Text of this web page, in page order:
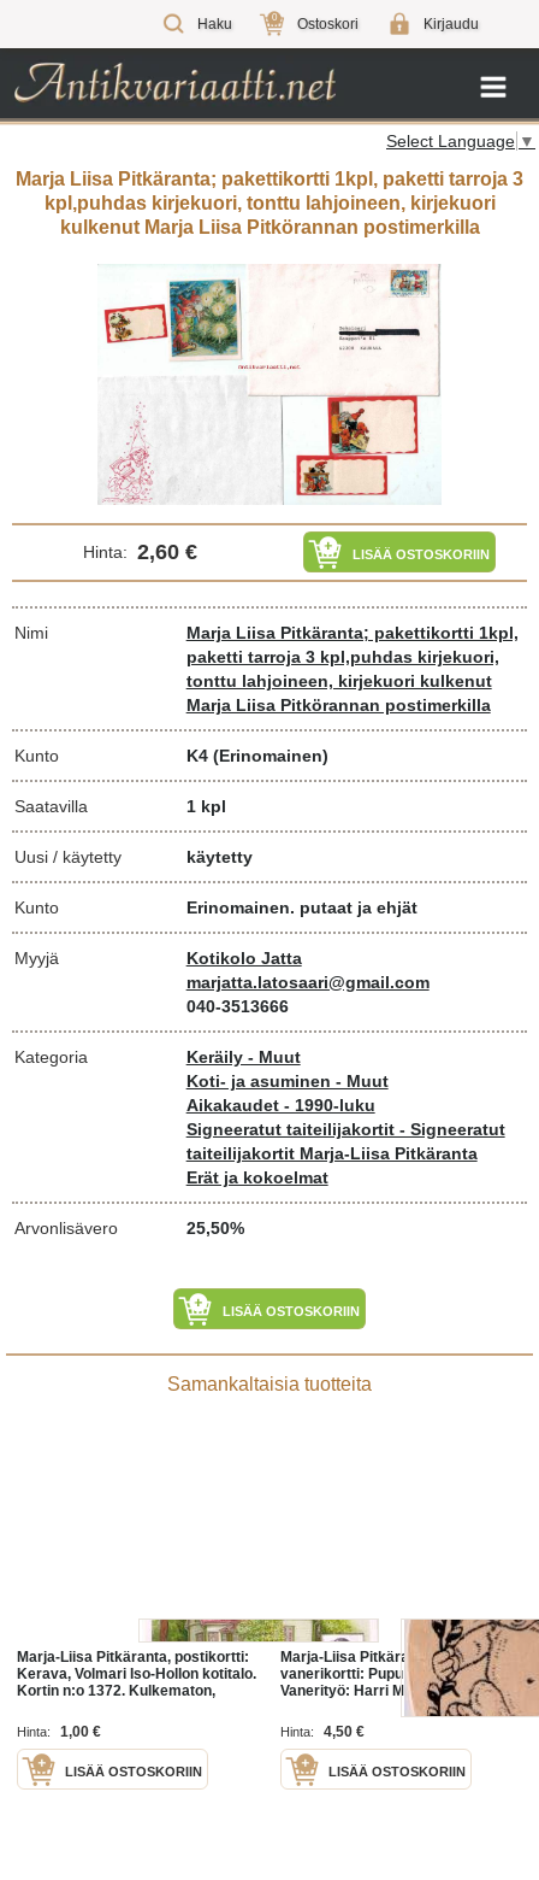
Haku 0 Ostoskori Kirjaudu
Select Language ▼
Marja Liisa Pitkäranta; pakettikortti 1kpl, paketti tarroja 3
kpl,puhdas kirjekuori, tonttu lahjoineen, kirjekuori
kulkenut Marja Liisa Pitkörannan postimerkilla
Hinta: 2,60 € LISÄÄ OSTOSKORIIN
Nimi
Marja Liisa Pitkäranta; pakettikortti 1kpl,
paketti tarroja 3 kpl,puhdas kirjekuori,
tonttu lahjoineen, kirjekuori kulkenut
Marja Liisa Pitkörannan postimerkilla
Kunto K4 (Erinomainen)
Saatavilla 1 kpl
Uusi / käytetty käytetty
Kunto Erinomainen. putaat ja ehjät
Myyjä
Kotikolo Jatta
marjatta.latosaari@gmail.com
040-3513666
Kategoria
Keräily - Muut
Koti- ja asuminen - Muut
Aikakaudet - 1990-luku
Signeeratut taiteilijakortit - Signeeratut
taiteilijakortit Marja-Liisa Pitkäranta
Erät ja kokoelmat
Arvonlisävero 25,50%
LISÄÄ OSTOSKORIIN
Samankaltaisia tuotteita
Marja-Liisa Pitkäranta, postikortti:
Kerava, Volmari Iso-Hollon kotitalo.
Kortin n:o 1372. Kulkematon,
Hinta: 1,00 €
LISÄÄ OSTOSKORIIN
Marja-Liisa Pitkäranta,
vanerikortti: Pupu ja pajunoksat.
Vanerityö: Harri Marjamaa. Koko
12x18 cm. Kulkenut. Kortin n:o
1436/ F. Kortti keräilyyn kiva
Hinta: 4,50 €
LISÄÄ OSTOSKORIIN